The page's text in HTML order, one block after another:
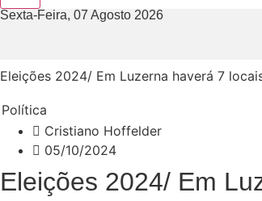
Sexta-Feira, 07 Agosto 2026
Eleições 2024/ Em Luzerna haverá 7
Política
Cristiano Hoffelder
05/10/2024
Eleições 2024/ Em